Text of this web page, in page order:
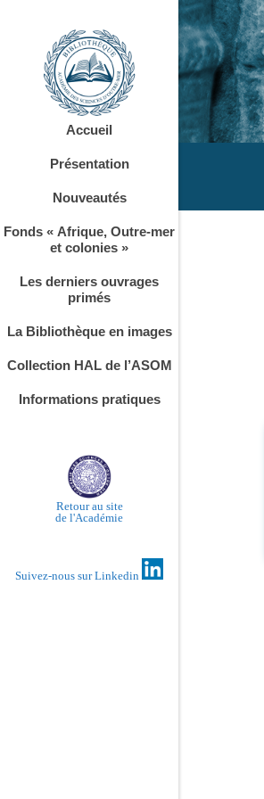
Accueil
Présentation
Nouveautés
Fonds « Afrique, Outre-mer
et colonies »
Les derniers ouvrages
primés
La Bibliothèque en images
Collection HAL de l’ASOM
Informations pratiques
Retour au site
de l'Académie
Suivez-nous sur Linkedin